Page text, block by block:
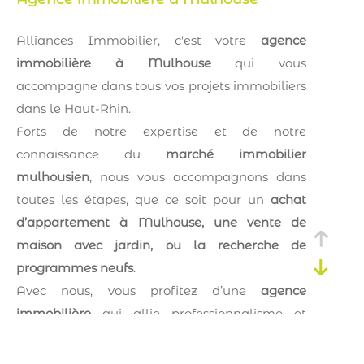
Alliances Immobilier, c'est votreagence
immobilière à Mulhousequi vous
accompagne dans tous vos projets immobiliers
dans le Haut-Rhin.
Forts de notre expertise et de notre
connaissance du marché immobilier
mulhousien, nous vous accompagnons dans
toutes les étapes, que ce soit pour un achat
d’appartement à Mulhouse, une vente de
maison avec jardin, ou la recherche de
programmes neufs.
Avec nous, vous profitez d’uneagence
immobilière qui allie professionnalisme et